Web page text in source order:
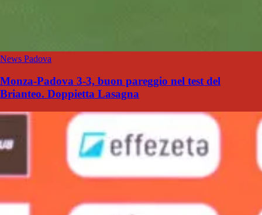
News Padova
Monza-Padova 3-3, buon pareggio nel test del
Brianteo. Doppietta Lasagna